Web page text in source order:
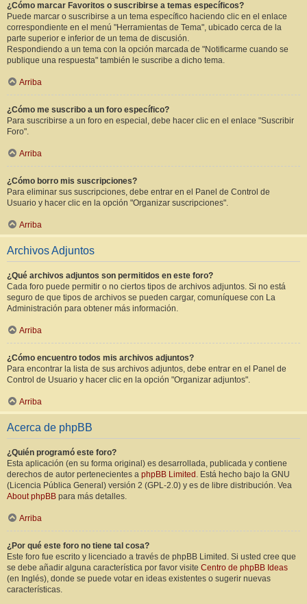
¿Cómo marcar Favoritos o suscribirse a temas específicos?
Puede marcar o suscribirse a un tema específico haciendo clic en el enlace
correspondiente en el menú "Herramientas de Tema", ubicado cerca de la
parte superior e inferior de un tema de discusión.
Respondiendo a un tema con la opción marcada de "Notificarme cuando se
publique una respuesta" también le suscribe a dicho tema.
Arriba
¿Cómo me suscribo a un foro específico?
Para suscribirse a un foro en especial, debe hacer clic en el enlace "Suscribir
Foro".
Arriba
¿Cómo borro mis suscripciones?
Para eliminar sus suscripciones, debe entrar en el Panel de Control de
Usuario y hacer clic en la opción "Organizar suscripciones".
Arriba
Archivos Adjuntos
¿Qué archivos adjuntos son permitidos en este foro?
Cada foro puede permitir o no ciertos tipos de archivos adjuntos. Si no está
seguro de que tipos de archivos se pueden cargar, comuníquese con La
Administración para obtener más información.
Arriba
¿Cómo encuentro todos mis archivos adjuntos?
Para encontrar la lista de sus archivos adjuntos, debe entrar en el Panel de
Control de Usuario y hacer clic en la opción "Organizar adjuntos".
Arriba
Acerca de phpBB
¿Quién programó este foro?
Esta aplicación (en su forma original) es desarrollada, publicada y contiene
derechos de autor pertenecientes a phpBB Limited . Está hecho bajo la GNU
(Licencia Pública General) versión 2 (GPL-2.0) y es de libre distribución. Vea
About phpBB para más detalles.
Arriba
¿Por qué este foro no tiene tal cosa?
Este foro fue escrito y licenciado a través de phpBB Limited. Si usted cree que
se debe añadir alguna característica por favor visite Centro de phpBB Ideas
(en Inglés), donde se puede votar en ideas existentes o sugerir nuevas
características.